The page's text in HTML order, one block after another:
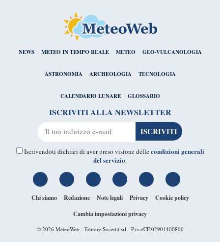
NEWS METEO IN TEMPO REALE METEO GEO-VULCANOLOGIA
ASTRONOMIA ARCHEOLOGIA TECNOLOGIA
CALENDARIO LUNARE GLOSSARIO
ISCRIVITI ALLA NEWSLETTER
Iscrivendoti dichiari di aver preso visione dellecondizioni generali
del servizio.
Chi siamo Redazione Note legali Privacy
Cookie policy
Cambia impostazioni privacy
© 2026 MeteoWeb - Editore Socedit srl - P.iva/CF 02901400800